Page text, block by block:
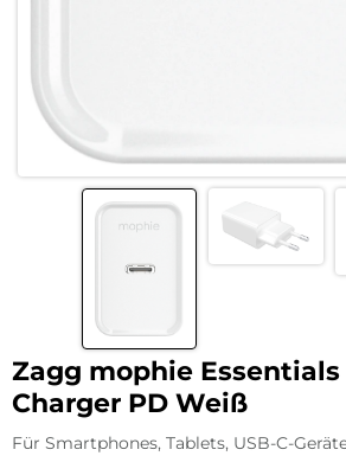
Zagg mophie Essentials
Charger PD Weiß
Für Smartphones, Tablets, USB-C-